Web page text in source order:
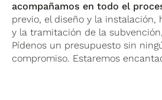
acompañamos en todo el
previo, el diseño y la instalación,
y la tramitación de la
Pídenos un presupuesto sin
compromiso. Estaremos